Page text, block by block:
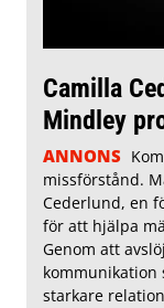
Camilla
Mindley
ANNONS
missförstånd.
Cederlund, en
för att hjälpa
Genom att
kommunikation
starkare